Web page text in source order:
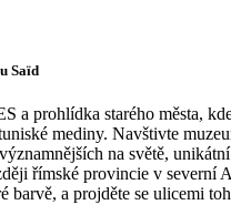
Saïd
a prohlídka starého města,
mediny. Navštivte
na světě,
římské provincie v
a projděte se ulicemi